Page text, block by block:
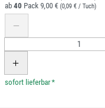
40 9,00 € (0,09 € / Tuch)
*